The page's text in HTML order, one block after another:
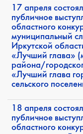
17 апреля
публичное
областного
муниципальный
Иркутской
«Лучший глава»
района/
«Лучший глава
сельского
18 апреля
публичное
областного